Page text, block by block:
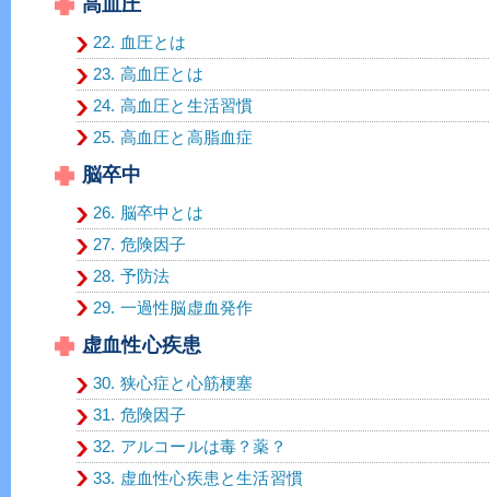
高血圧
22. 血圧とは
23. 高血圧とは
24. 高血圧と生活習慣
25. 高血圧と高脂血症
脳卒中
26. 脳卒中とは
27. 危険因子
28. 予防法
29. 一過性脳虚血発作
虚血性心疾患
30. 狭心症と心筋梗塞
31. 危険因子
32. アルコールは毒？薬？
33. 虚血性心疾患と生活習慣